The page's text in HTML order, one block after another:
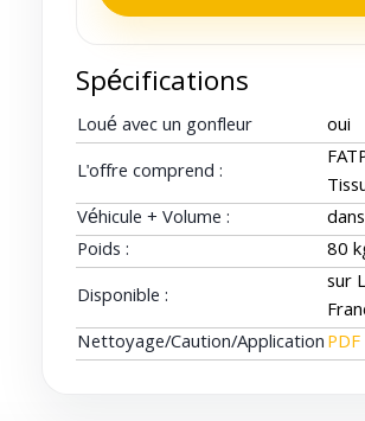
Spécifications
Loué avec un gonfleur
oui
L'offre comprend :
Véhicule + Volume :
Poids :
80
Disponible :
sur
Nettoyage/Caution/ApplicationPDF